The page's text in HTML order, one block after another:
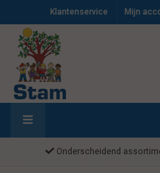
Klantenservice Mijn
Onderscheidend